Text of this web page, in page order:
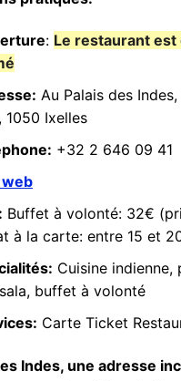
: Le restaurant
Au Palais des
1050 Ixelles
+32 2 646 09 41
Buffet à volonté: 32€
à la carte: entre 15 et
Cuisine indienne,
buffet à volonté
Carte Ticket
Indes, une adresse